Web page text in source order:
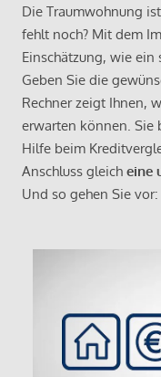
Die Traumwohnung
fehlt noch? Mit dem
Einschätzung, wie ein
Geben Sie die
Rechner zeigt Ihnen,
erwarten können. Sie
Hilfe beim
Anschluss gleich eine
Und so gehen Sie vor: